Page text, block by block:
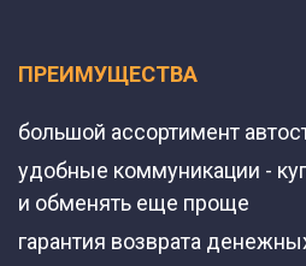
ПРЕИМУЩЕСТВА
большой ассортимент
удобные коммуникации -
и обменять еще проще
гарантия возврата